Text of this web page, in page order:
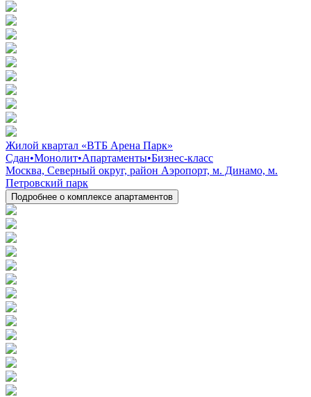
Жилой квартал «ВТБ Арена Парк»
Сдан•Монолит•Апартаменты•Бизнес-класс
Москва, Северный округ, район Аэропорт, м. Динамо, м.
Петровский парк
Подробнее о комплексе апартаментов